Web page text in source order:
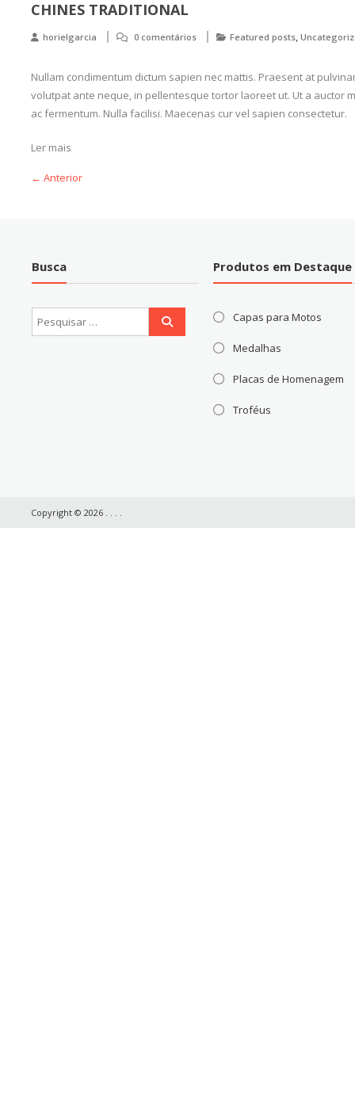
CHINES TRADITIONAL
horielgarcia 0 comentários Featured posts,
Nullam condimentum dictum sapien nec mattis. Praesent at
volutpat ante neque, in pellentesque tortor laoreet ut. Ut a auctor
ac fermentum. Nulla facilisi. Maecenas cur vel sapien consectetur.
Ler mais
← Anterior
Busca Produtos em Destaque
Capas para Motos
Medalhas
Placas de Homenagem
Troféus
Copyright © 2026